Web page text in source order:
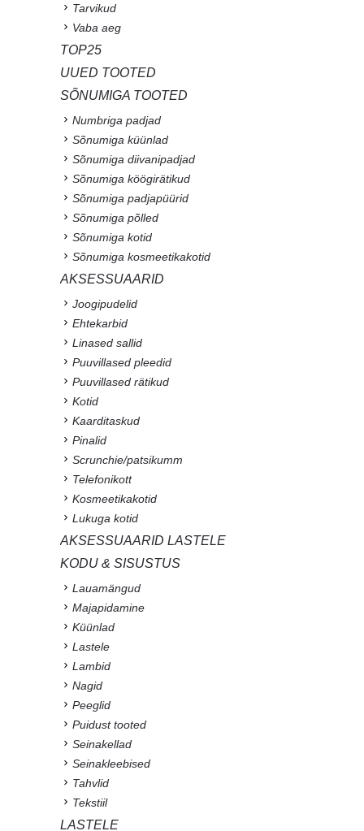
Tarvikud
Vaba aeg
TOP25
UUED TOOTED
SÕNUMIGA TOOTED
Numbriga padjad
Sõnumiga küünlad
Sõnumiga diivanipadjad
Sõnumiga köögirätikud
Sõnumiga padjapüürid
Sõnumiga põlled
Sõnumiga kotid
Sõnumiga kosmeetikakotid
AKSESSUAARID
Joogipudelid
Ehtekarbid
Linased sallid
Puuvillased pleedid
Puuvillased rätikud
Kotid
Kaarditaskud
Pinalid
Scrunchie/patsikumm
Telefonikott
Kosmeetikakotid
Lukuga kotid
AKSESSUAARID LASTELE
KODU & SISUSTUS
Lauamängud
Majapidamine
Küünlad
Lastele
Lambid
Nagid
Peeglid
Puidust tooted
Seinakellad
Seinakleebised
Tahvlid
Tekstiil
LASTELE